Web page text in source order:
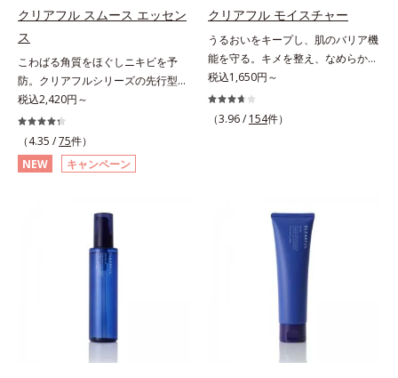
に包まれた水分保持力の高い粉体や
肌をいたわる保湿成分をたっぷり配
合しました。肌にやさしいだけでな
く、毛穴や凸凹、赤みをカバーし
て、自然な陶器肌を叶えます。*1
乾燥など*2 すべての人に皮膚刺激
がおきないというわけではありませ
ん*3 すべての人にコメド（ニキビ
クリアフル スムース エッセン
ス
こわばる角質をほぐしニキビを予
防。クリアフルシリーズの先行型美
容液。くり返しニキビの根本原因と
毛穴の両方にアプローチする、薬用
ニキビスキンケア「クリアフルシリ
ーズ」の先行型美容液です。こわば
った角質をやわらかくほぐし、毛穴
へ。化粧水の肌なじみをサポート
し、すっとなじむ素直な肌を目指し
ます。またクリアフルシリーズに配
合されているのと同じ、5種の和漢
れ、ニキビを予防します。【ご使用
ステップ】洗顔の後、化粧水の前に
税込2,420円～
（4.35 /75件）
NEW
キャンペーン
クリアフル モイスチャー
うるおいをキープし、肌のバリア機
能を守る。キメを整え、なめらかな
肌にするニキビ対策保湿液。「ニキ
ビをくり返してしまう」「毛穴目立
ちが気になる」「マスク生活であご
対策スキンケアシリーズです。5種
の和漢植物由来成分とコラーゲンが
肌をいたわりながらうるおいを与
え、バリア機能を維持。ニキビがで
きにくい肌を目指します。さらにビ
タミンC誘導体をはじめとした5種
の整肌成分(*1)から成る「ナノVCシ
ョットカプセル」を配合。カプセル
税込1,650円～
（3.96 / 154件）